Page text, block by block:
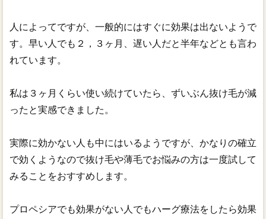
人によってですが、一般的にはすぐに効果は出ないようで
す。早い人でも２，３ヶ月、遅い人だと半年などとも言わ
れています。
私は３ヶ月くらい使い続けていたら、ずいぶん抜け毛が減
ったと実感できました。
実際に効かない人も中にはいるようですが、かなりの確立
で効くようなので抜け毛や薄毛でお悩みの方は一度試して
みることをおすすめします。
プロペシアでも効果がない人でもハーグ療法をしたら効果